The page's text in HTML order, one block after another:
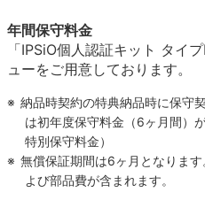
年間保守料金
「IPSiO個人認証キット タイ
ューをご用意しております。
※ 納品時契約の特典納品時に保守
は初年度保守料金（6ヶ月間）
特別保守料金）
※ 無償保証期間は6ヶ月となりま
よび部品費が含まれます。